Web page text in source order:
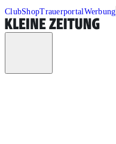
ClubShopTrauerportalWerbung